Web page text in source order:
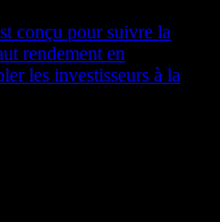
conçu pour suivre la
rendement en
les investisseurs à la